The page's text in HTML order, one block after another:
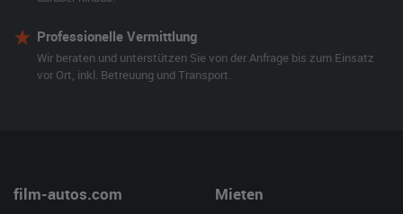
Professionelle Vermittlung
Wir beraten und unterstützen Sie von der Anfrage bis zum Einsatz
vor Ort, inkl. Betreuung und Transport.
film-autos.com Mieten